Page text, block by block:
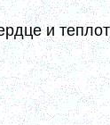
и
всякому
(7,